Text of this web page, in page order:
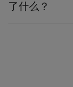
了什么？